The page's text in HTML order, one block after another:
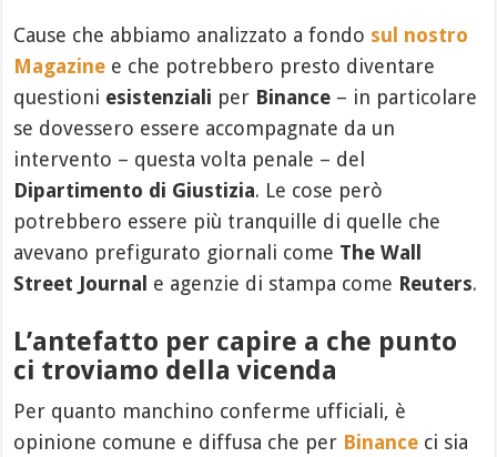
Cause che abbiamo analizzato a fondo sul nostro
Magazine e che potrebbero presto diventare
questioni esistenziali per Binance – in particolare
se dovessero essere accompagnate da un
intervento – questa volta penale – del
Dipartimento di Giustizia. Le cose però
potrebbero essere più tranquille di quelle che
avevano prefigurato giornali come The Wall
Street Journal e agenzie di stampa come Reuters.
L’antefatto per capire a che punto
ci troviamo della vicenda
Per quanto manchino conferme ufficiali, è
opinione comune e diffusa che per Binance ci sia